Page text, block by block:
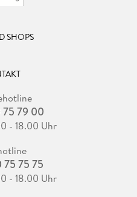
SHOPS
79 00
- 18.00 Uhr
75 75
- 18.00 Uhr